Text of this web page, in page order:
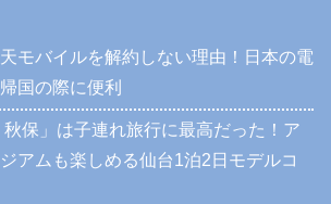
モバイルを解約しない理由！日本の電
国の際に便利
保」は子連れ旅行に最高だった！ア
アムも楽しめる仙台1泊2日モデルコ